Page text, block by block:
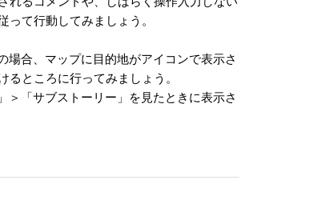
て行動してみましょう。
合、マップに目的地がアイコンで表示さ
ところに行ってみましょう。
「サブストーリー」を見たときに表示さ